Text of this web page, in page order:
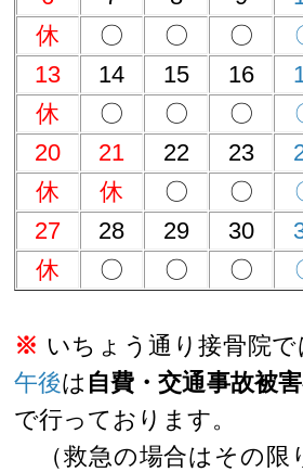
休
〇 〇 〇
13
14 15 16
休
〇 〇 〇
20
21 22 23
休
休 〇 〇
27
28 29 30
休
〇 〇 〇
※ いちょう通り接骨院で
午後は 自費・交通事故被
で行っております。
（救急の場合はその限